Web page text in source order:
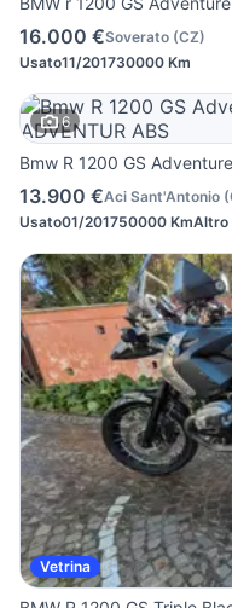
16.000 €Soverato (CZ)
Usato11/201730000 Km
6
Bmw R 1200 GS
13.900 €Aci Sant'Antonio (
Usato01/201750000 KmAltro
Vetrina